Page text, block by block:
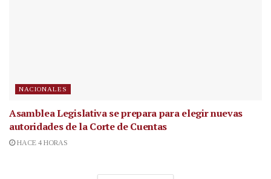
NACIONALES
Asamblea Legislativa se prepara para elegir nuevas
autoridades de la Corte de Cuentas
HACE 4 HORAS